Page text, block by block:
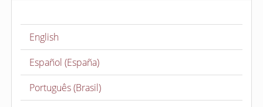
English
Español (España)
Português (Brasil)